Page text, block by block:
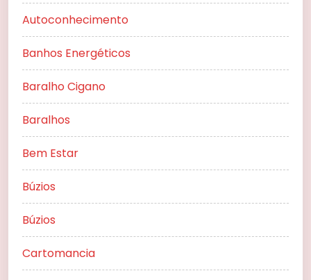
Autoconhecimento
Banhos Energéticos
Baralho Cigano
Baralhos
Bem Estar
Búzios
Búzios
Cartomancia